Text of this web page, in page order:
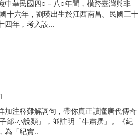
中華民國四○－八○年間，橫跨臺灣與非
十六年，劉瑛出生於江西南昌。民國三十
四年，考入設...
注釋難解詞句，帶你真正讀懂唐代傳奇
部‧小說類」，並註明「牛肅撰」。《紀
為「紀實...